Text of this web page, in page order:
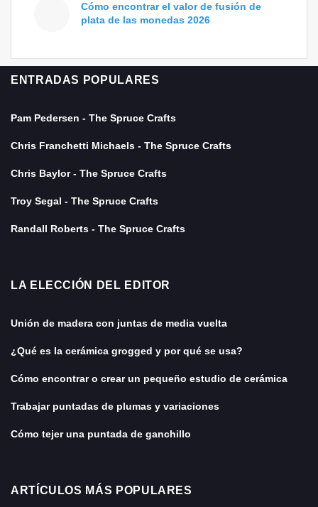
Cómo encontrar el valor de fusión de
plata de las monedas 2026
ENTRADAS POPULARES
Pam Pedersen - The Spruce Crafts
Chris Franchetti Michaels - The Spruce Crafts
Chris Baylor - The Spruce Crafts
Troy Segal - The Spruce Crafts
Randall Roberts - The Spruce Crafts
LA ELECCIÓN DEL EDITOR
Unión de madera con juntas de media vuelta
¿Qué es la cerámica grogged y por qué se usa?
Cómo encontrar o crear un pequeño estudio de cerámica
Trabajar puntadas de plumas y variaciones
Cómo tejer una puntada de ganchillo
ARTÍCULOS MÁS POPULARES